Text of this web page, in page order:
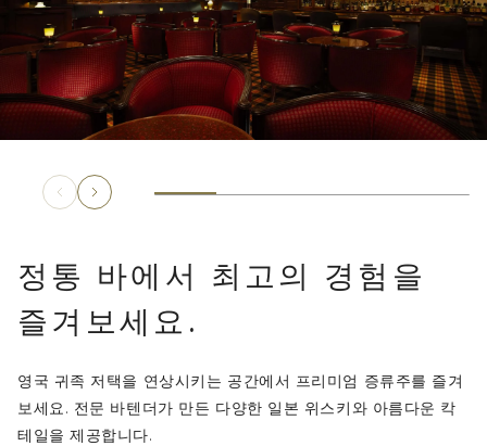
정통 바에서 최고의 경험을
즐겨보세요.
영국 귀족 저택을 연상시키는 공간에서 프리미엄 증류주를 즐겨
보세요. 전문 바텐더가 만든 다양한 일본 위스키와 아름다운 칵
테일을 제공합니다.